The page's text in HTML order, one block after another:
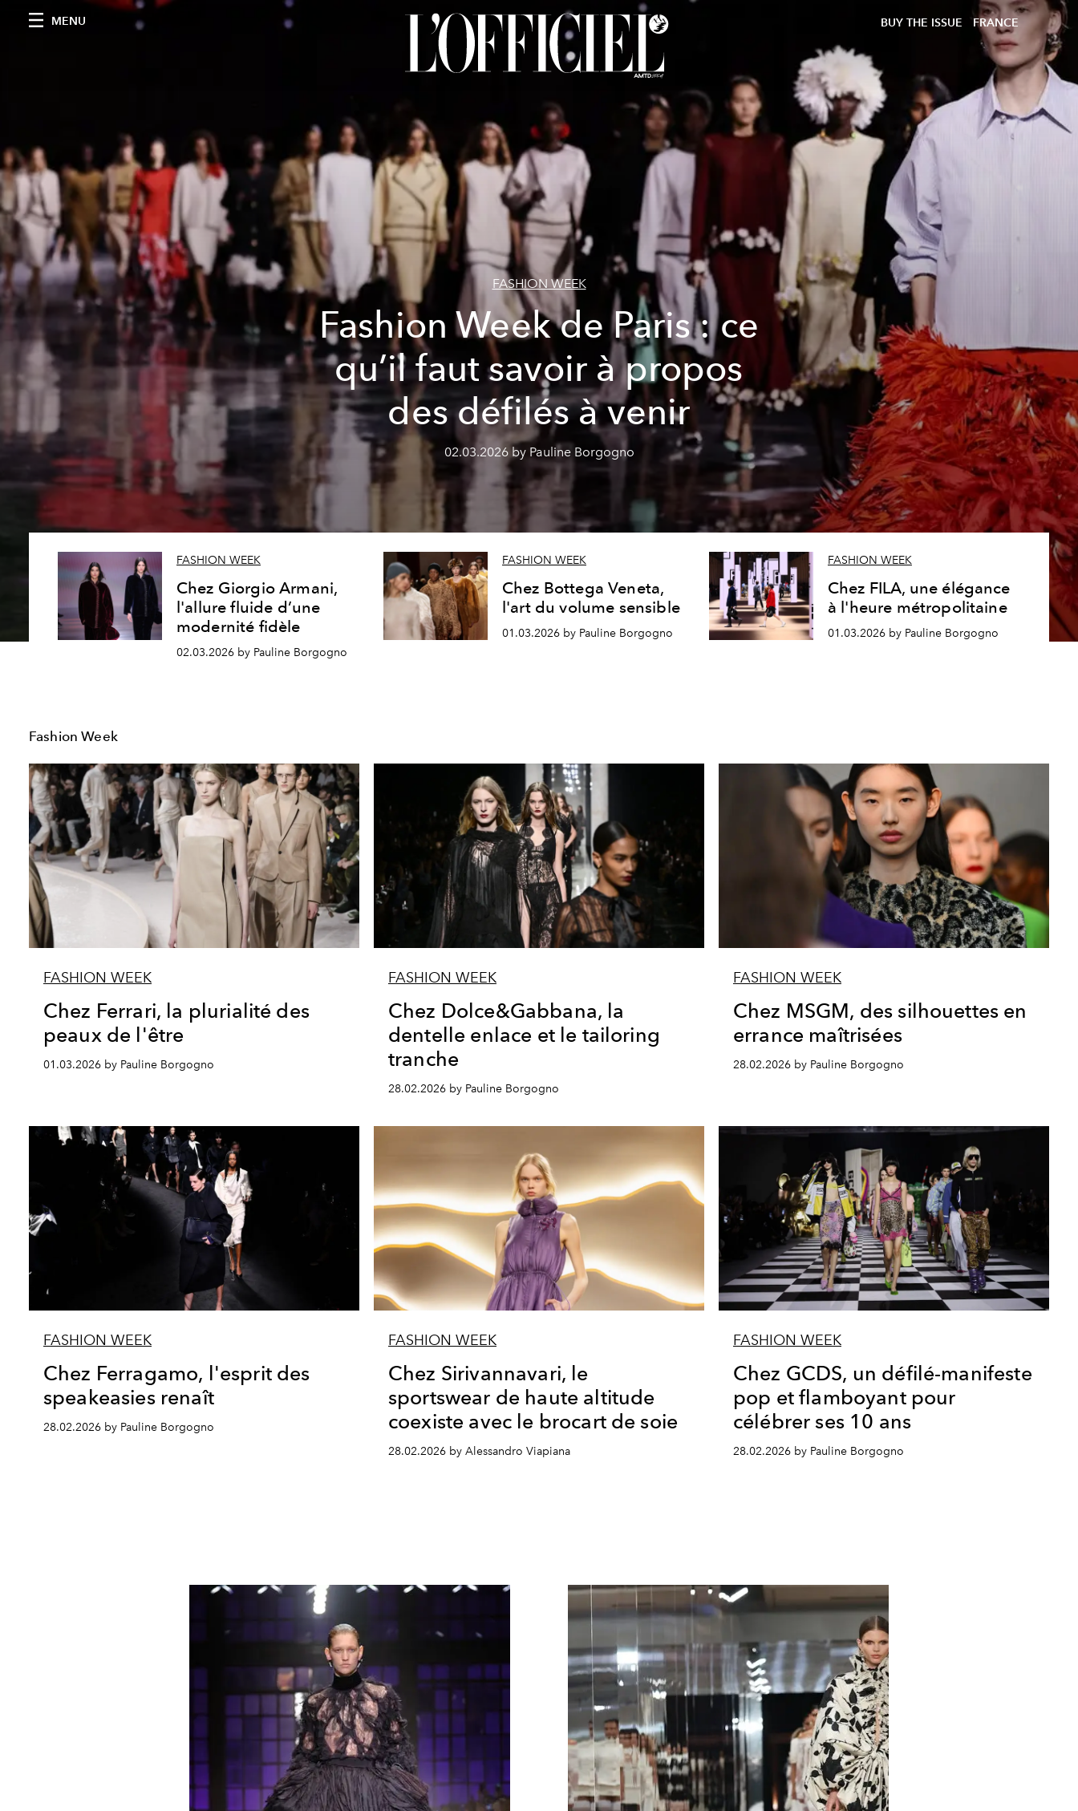
MENU BUY THE ISSUE FRANCE
FASHION WEEK
Fashion Week de Paris : ce
qu’il faut savoir à propos
des défilés à venir
02.03.2026 by Pauline Borgogno
FASHION WEEK
Chez Giorgio Armani,
l'allure fluide d’une
modernité fidèle
02.03.2026 by Pauline Borgogno
FASHION WEEK
Chez Bottega Veneta,
l'art du volume sensible
01.03.2026 by Pauline Borgogno
FASHION WEEK
Chez FILA, une élégance
à l'heure métropolitaine
01.03.2026 by Pauline Borgogno
Fashion Week
FASHION WEEK
Chez Ferrari, la plurialité des
peaux de l'être
01.03.2026 by Pauline Borgogno
FASHION WEEK
Chez Dolce&Gabbana, la
dentelle enlace et le tailoring
tranche
28.02.2026 by Pauline Borgogno
FASHION WEEK
Chez MSGM, des silhouettes en
errance maîtrisées
28.02.2026 by Pauline Borgogno
FASHION WEEK
Chez Ferragamo, l'esprit des
speakeasies renaît
28.02.2026 by Pauline Borgogno
FASHION WEEK
Chez Sirivannavari, le
sportswear de haute altitude
coexiste avec le brocart de soie
28.02.2026 by Alessandro Viapiana
FASHION WEEK
Chez GCDS, un défilé-manifeste
pop et flamboyant pour
célébrer ses 10 ans
28.02.2026 by Pauline Borgogno